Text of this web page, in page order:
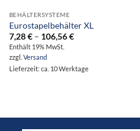
BEHÄLTERSYSTEME
Eurostapelbehälter XL
7,28€ – 106,56€Preisspanne:
Enthält 19% MwSt.
zzgl. Versand
Lieferzeit: ca. 10 Werktage